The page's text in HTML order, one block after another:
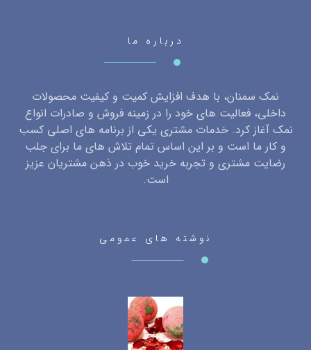
درباره ما
نمک سمنان، با هدف افزایش کمیت و کیفیت محصولات
داخلی، فعالیت های خود را در زمینه فروش و صادرات انواع
نمک آغاز کرد. خدمات مشتری یکی از برنامه های اصلی کسب
و کار ما است و بر این اساس تمام تلاش های ما برای جلب
رضایت مشتری و تجربه خرید خوب در ذهن مشتریان عزیز
است.
نوشته های عمومی